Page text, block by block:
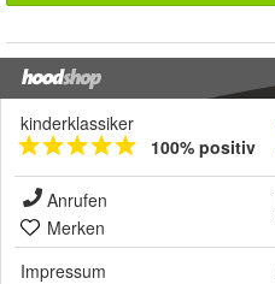
kinderklassiker
100% positiv
Anrufen
Merken
Impressum